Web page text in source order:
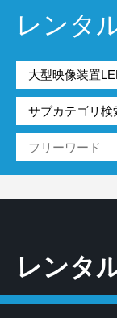
レンタ
レンタ